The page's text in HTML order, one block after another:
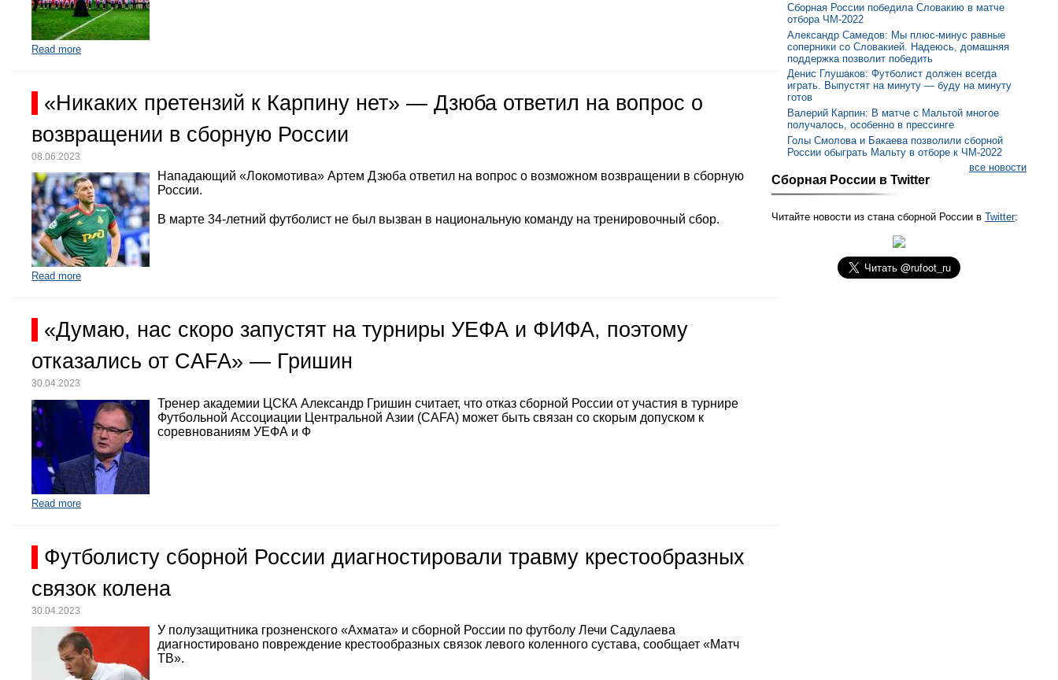
Read more
«Никаких претензий к Карпину нет» — Дзюба ответил на вопрос о
возвращении в сборную России
08.06.2023
Нападающий «Локомотива» Артем Дзюба ответил на вопрос о возможном возвращении в сборную
России.
В марте 34-летний футболист не был вызван в национальную команду на тренировочный сбор.
Read more
«Думаю, нас скоро запустят на турниры УЕФА и ФИФА, поэтому
отказались от CAFA» — Гришин
30.04.2023
Тренер академии ЦСКА Александр Гришин считает, что отказ сборной России от участия в турнире
Футбольной Ассоциации Центральной Азии (CAFA) может быть связан со скорым допуском к
соревнованиям УЕФА и Ф
Read more
Футболисту сборной России диагностировали травму крестообразных
связок колена
30.04.2023
У полузащитника грозненского «Ахмата» и сборной России по футболу Лечи Садулаева
диагностировано повреждение крестообразных связок левого коленного сустава, сообщает «Матч
ТВ».
Сборная России победила Словакию в матче
отбора ЧМ-2022
Александр Самедов: Мы плюс-минус равные
соперники со Словакией. Надеюсь, домашняя
поддержка позволит победить
Денис Глушаков: Футболист должен всегда
играть. Выпустят на минуту — буду на минуту
готов
Валерий Карпин: В матче с Мальтой многое
получалось, особенно в прессинге
Голы Смолова и Бакаева позволили сборной
России обыграть Мальту в отборе к ЧМ-2022
все новости
Сборная России в Twitter
Читайте новости из стана сборной России в Twitter: